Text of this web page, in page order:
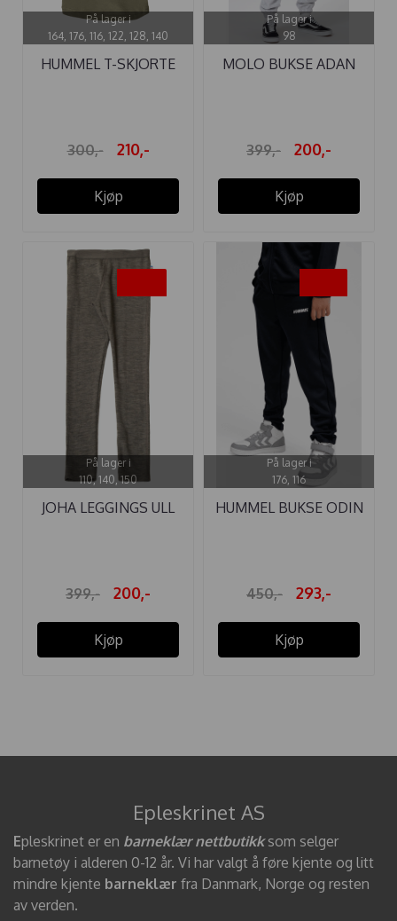
På lager i
164, 176, 116, 122, 128, 140
HUMMEL T-SKJORTE
300,- 210,-
Kjøp
På lager i
98
MOLO BUKSE ADAN
399,- 200,-
Kjøp
På lager i
110, 140, 150
JOHA LEGGINGS ULL
399,- 200,-
Kjøp
På lager i
176, 116
HUMMEL BUKSE ODIN
450,- 293,-
Kjøp
Epleskrinet AS
Epleskrinet er en barneklær nettbutikksom selger
barnetøy i alderen 0-12 år. Vi har valgt å føre kjente og litt
mindre kjente barneklær fra Danmark, Norge og resten
av verden.